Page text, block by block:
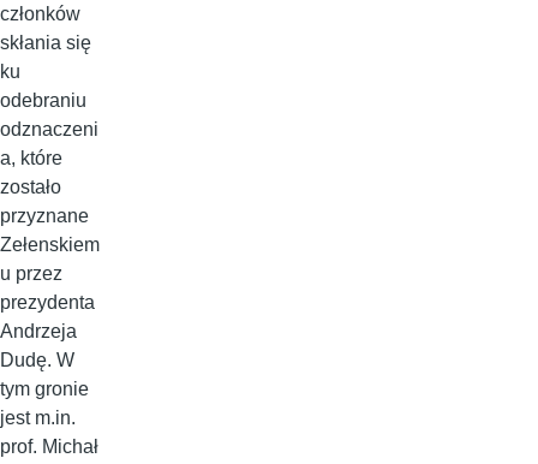
członków
skłania się
ku
odebraniu
odznaczeni
a, które
zostało
przyznane
Zełenskiem
u przez
prezydenta
Andrzeja
Dudę. W
tym gronie
jest m.in.
prof. Michał